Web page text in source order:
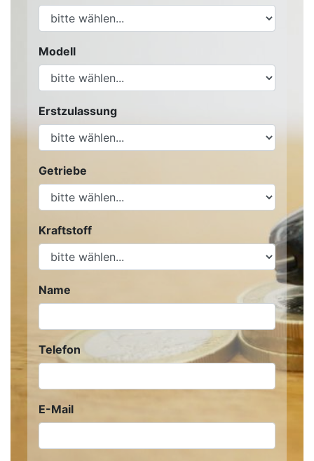
Modell
Erstzulassung
Getriebe
Kraftstoff
Name
Telefon
E-Mail